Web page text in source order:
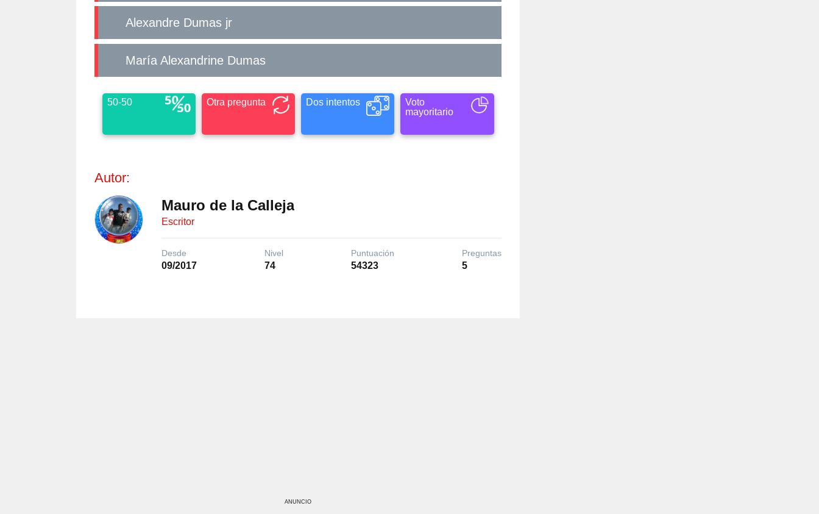
Alexandre Dumas jr
María Alexandrine Dumas
50-50 Otra pregunta Dos intentos
Voto
mayoritario
Autor:
Mauro de la Calleja
Escritor
Desde
09/2017
Nivel
74
Puntuación
54323
Preguntas
5
ANUNCIO